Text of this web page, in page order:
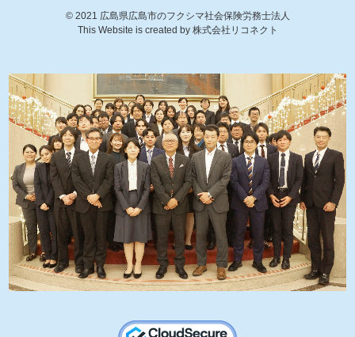
© 2021 広島県広島市のフクシマ社会保険労務士法人
This Website is created by 株式会社リコネクト